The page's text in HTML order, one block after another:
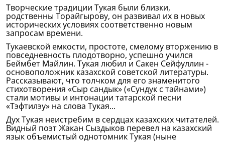
Творческие традиции Тукая были близки,
родственны Торайгырову, он развивал их в новых
исторических условиях соответственно новым
запросам времени.
Тукаевской емкости, простоте, смелому вторжению в
повседневность плодотворно, успешно учился
Беймбет Майлин. Тукая любил и Сакен Сейфуллин -
основоположник казахской советской литературы.
Рассказывают, что толчком для его знаменитого
стихотворения «Сыр сандык» («Сундук с тайнами»)
стали мотивы и интонации татарской песни
«Тэфтилэу» на слова Тукая...
Дух Тукая неистребим в сердцах казахских читателей.
Видный поэт Жакан Сыздыков перевел на казахский
язык объемистый однотомник Тукая (ныне